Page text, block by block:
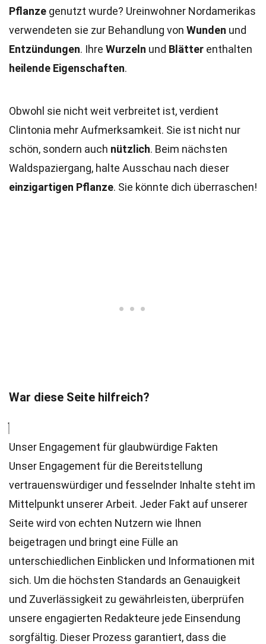
Pflanze genutzt wurde? Ureinwohner Nordamerikas
verwendeten sie zur Behandlung von Wunden und
Entzündungen. Ihre Wurzeln und Blätter enthalten
heilende Eigenschaften.
Obwohl sie nicht weit verbreitet ist, verdient
Clintonia mehr Aufmerksamkeit. Sie ist nicht nur
schön, sondern auch nützlich. Beim nächsten
Waldspaziergang, halte Ausschau nach dieser
einzigartigen Pflanze. Sie könnte dich überraschen!
War diese Seite hilfreich?
Unser Engagement für glaubwürdige Fakten
Unser Engagement für die Bereitstellung
vertrauenswürdiger und fesselnder Inhalte steht im
Mittelpunkt unserer Arbeit. Jeder Fakt auf unserer
Seite wird von echten Nutzern wie Ihnen
beigetragen und bringt eine Fülle an
unterschiedlichen Einblicken und Informationen mit
sich. Um die höchsten Standards an Genauigkeit
und Zuverlässigkeit zu gewährleisten, überprüfen
unsere engagierten Redakteure jede Einsendung
sorgfältig. Dieser Prozess garantiert, dass die